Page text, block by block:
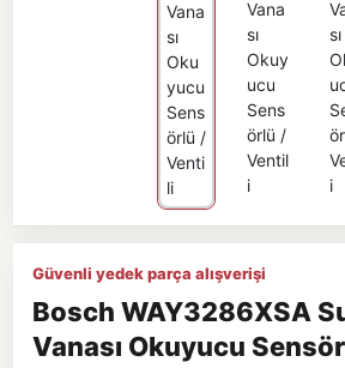
Güvenli yedek parça alışverişi
Bosch WAY3286XSA
Vanası Okuyucu